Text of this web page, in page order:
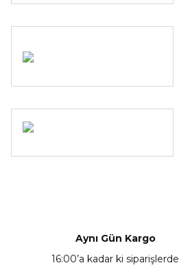
Aynı Gün Kargo
16:00’a kadar ki siparişlerde